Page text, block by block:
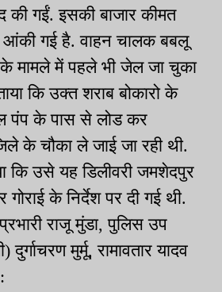
की गईं. इसकी बाजार कीमत
गई है. वाहन चालक बबलू
के मामले में पहले भी जेल जा चुका
कि उक्त शराब बोकारो के
पंप के पास से लोड कर
के चौका ले जाई जा रही थी.
कि उसे यह डिलीवरी जमशेदपुर
के निर्देश पर दी गई थी.
राजू मुंडा, पुलिस उप
दुर्गाचरण मुर्मू, रामावतार यादव